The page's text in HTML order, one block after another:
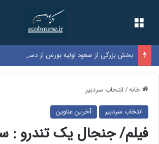
بخش بزرگی از صعود اولیه بورس از دست رفت
خانه/انتخاب سردبیر
انتخاب سردبیر آخرین عناوین
فیلم/ جنجال یک تندرو :